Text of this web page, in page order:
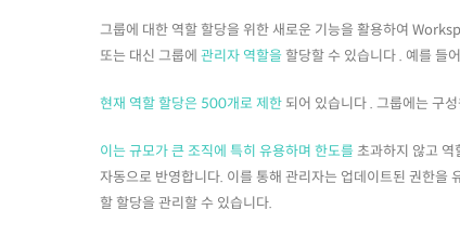
그룹에 대한 역할 할당을 위한 새로운 기능을 활용하여
또는 대신 그룹에 관리자 역할을할당할 수 있습니다 . 예를 들
현재 역할 할당은 500개로 제한 되어 있습니다 . 그룹에는 구
이는 규모가 큰 조직에 특히 유용하며 한도를 초과하지 않고
자동으로 반영합니다. 이를 통해 관리자는 업데이트된 권한을
할 할당을 관리할 수 있습니다.